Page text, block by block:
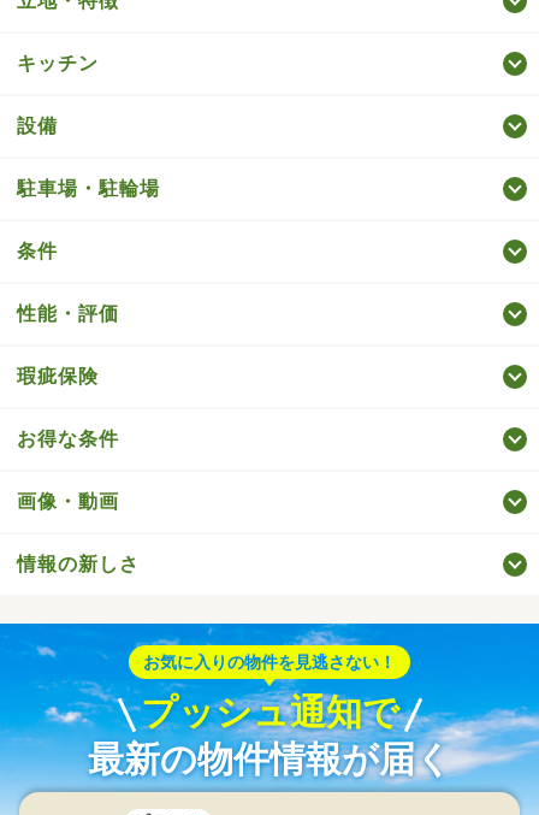
キッチン
設備
駐車場・駐輪場
条件
性能・評価
瑕疵保険
お得な条件
画像・動画
情報の新しさ
お気に入りの物件を見逃さない！
プッシュ通知で
最新の物件情報が届く